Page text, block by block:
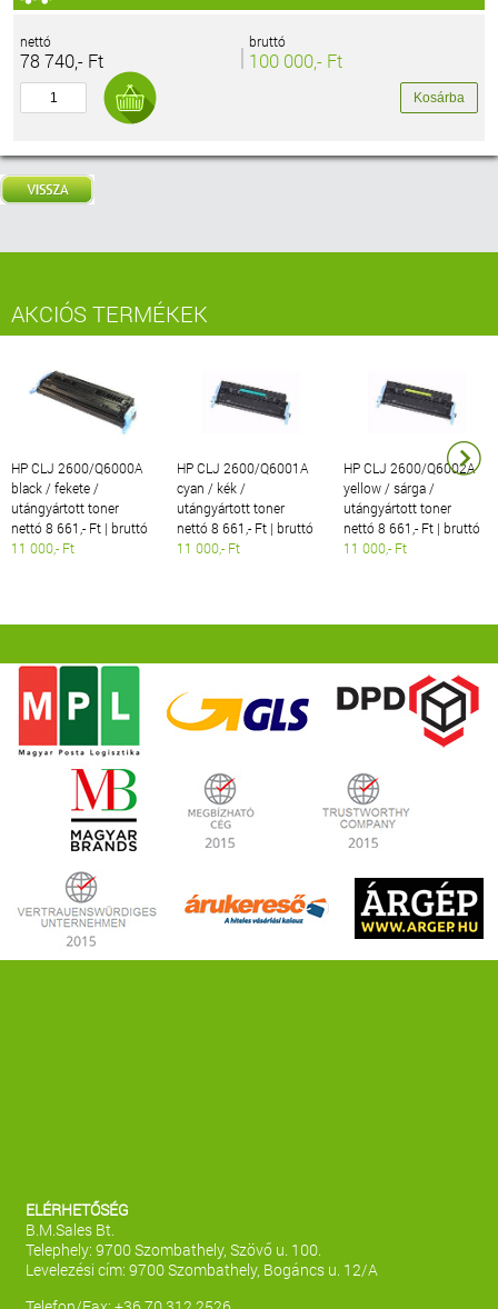
nettó
78 740,- Ft
bruttó
100 000,- Ft
AKCIÓS TERMÉKEK
HP CLJ 2600/Q6000A
black / fekete /
utángyártott toner
nettó 8 661,- Ft | bruttó
11 000,- Ft
HP CLJ 2600/Q6001A
cyan / kék /
utángyártott toner
nettó 8 661,- Ft | bruttó
11 000,- Ft
HP CLJ 2600/Q6002A
yellow / sárga /
utángyártott toner
nettó 8 661,- Ft | bruttó
11 000,- Ft
ELÉRHETŐSÉG
B.M.Sales Bt.
Telephely: 9700 Szombathely, Szövő u. 100.
Levelezési cím: 9700 Szombathely, Bogáncs u. 12/A